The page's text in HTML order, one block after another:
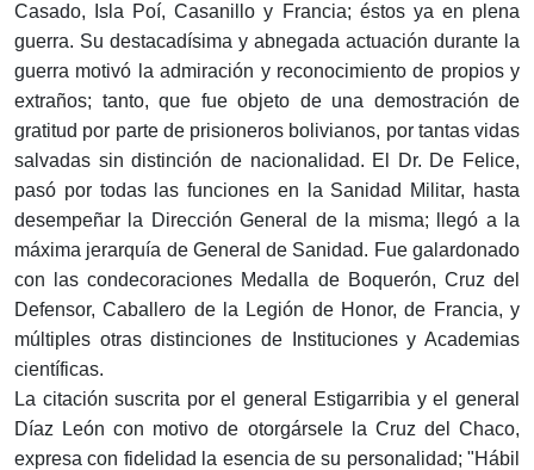
Casado, Isla Poí, Casanillo y Francia; éstos ya en plena
guerra. Su destacadísima y abnegada actuación durante la
guerra motivó la admiración y reconocimiento de propios y
extraños; tanto, que fue objeto de una demostración de
gratitud por parte de prisioneros bolivianos, por tantas vidas
salvadas sin distinción de nacionalidad. El Dr. De Felice,
pasó por todas las funciones en la Sanidad Militar, hasta
desempeñar la Dirección General de la misma; llegó a la
máxima jerarquía de General de Sanidad. Fue galardonado
con las condecoraciones Medalla de Boquerón, Cruz del
Defensor, Caballero de la Legión de Honor, de Francia, y
múltiples otras distinciones de Instituciones y Academias
científicas.
La citación suscrita por el general Estigarribia y el general
Díaz León con motivo de otorgársele la Cruz del Chaco,
expresa con fidelidad la esencia de su personalidad; "Hábil